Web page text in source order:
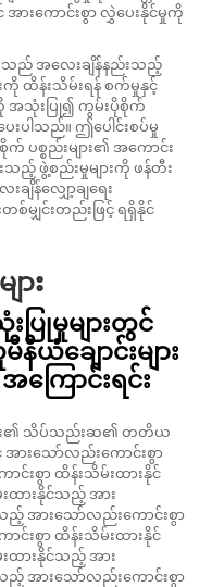
အားကောင်းစွာ လွှဲပေးနိုင်မှုကို
သည် အလေးချိန်နည်းသည့်
ထိန်းသိမ်းရန် စက်မှုနှင့်
အသုံးပြု၍ ကွမ်းပိုစိုက်
ေးပါသည်။ ဤပေါင်းစပ်မှု
ပစ္စည်းများ၏ အကောင်း
သည့် ဖွဲ့စည်းမှုများကို ဖန်တီး
ျိန်လျှော့ချရေး
စ်မျှင်းတည်းဖြင့် ရရှိနိုင်
ား
ပြုမှုများတွင်
ယံချောင်းများ
ြောင်းရင်း
ျား၏ သိပ်သည်းဆ၏ တတိယ
အားသော်လည်းကောင်းစွာ
းစွာ ထိန်းသိမ်းထားနိုင်
ထားနိုင်သည့် အား
ည့် အားသော်လည်းကောင်းစွာ
းစွာ ထိန်းသိမ်းထားနိုင်
ထားနိုင်သည့် အား
ည့် အားသော်လည်းကောင်းစွာ